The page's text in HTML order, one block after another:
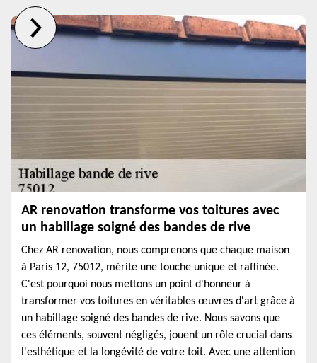
AR renovation transforme vos toitures avec
un habillage soigné des bandes de rive
Chez AR renovation, nous comprenons que chaque maison
à Paris 12, 75012, mérite une touche unique et raffinée.
C'est pourquoi nous mettons un point d'honneur à
transformer vos toitures en véritables œuvres d'art grâce à
un habillage soigné des bandes de rive. Nous savons que
ces éléments, souvent négligés, jouent un rôle crucial dans
l'esthétique et la longévité de votre toit. Avec une attention